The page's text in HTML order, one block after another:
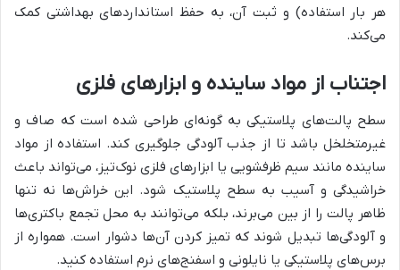
هر بار استفاده) و ثبت آن، به حفظ استانداردهای بهداشتی کمک
می‌کند.
اجتناب از مواد ساینده و ابزارهای فلزی
سطح پالت‌های پلاستیکی به گونه‌ای طراحی شده است که صاف و
غیرمتخلخل باشد تا از جذب آلودگی جلوگیری کند. استفاده از مواد
ساینده مانند سیم ظرفشویی یا ابزارهای فلزی نوک‌تیز، می‌تواند باعث
خراشیدگی و آسیب به سطح پلاستیک شود. این خراش‌ها نه تنها
ظاهر پالت را از بین می‌برند، بلکه می‌توانند به محل تجمع باکتری‌ها
و آلودگی‌ها تبدیل شوند که تمیز کردن آن‌ها دشوار است. همواره از
برس‌های پلاستیکی یا نایلونی و اسفنج‌های نرم استفاده کنید.